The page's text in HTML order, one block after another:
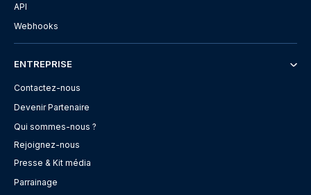
API
Webhooks
ENTREPRISE
Contactez-nous
Devenir Partenaire
Qui sommes-nous ?
Rejoignez-nous
Presse & Kit média
Parrainage